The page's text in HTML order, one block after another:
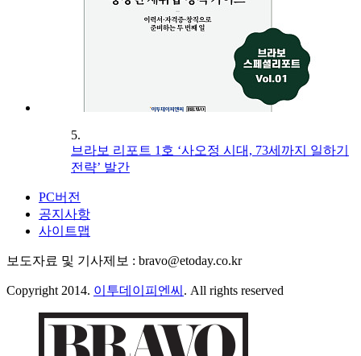
5.
브라보 리포트 1호 ‘사오정 시대, 73세까지 일하기
전략’ 발간
PC버전
공지사항
사이트맵
보도자료 및 기사제보 : bravo@etoday.co.kr
Copyright 2014. 이투데이피엔씨 . All rights reserved